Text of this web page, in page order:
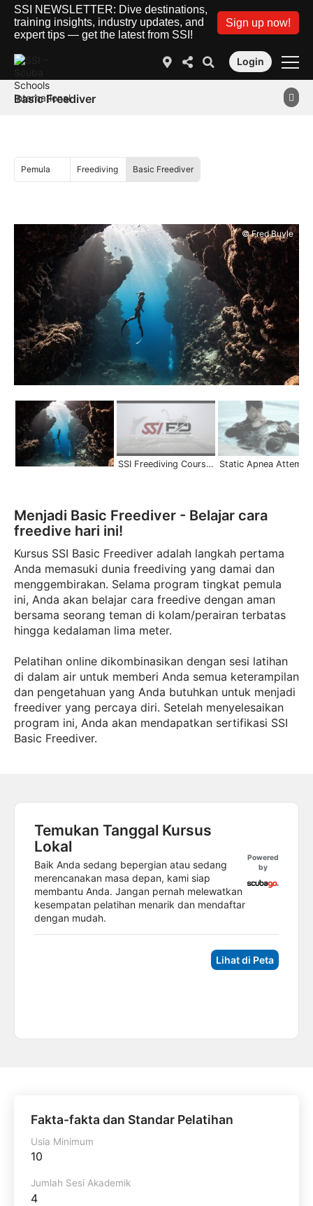
SSI NEWSLETTER: Dive destinations,
training insights, industry updates, and
expert tips — get the latest from SSI!
Sign up now!
Login
Basic Freediver
Pemula Freediving Basic Freediver
© Fred Buyle
SSI Freediving Courses | Scuba Schools International
Menjadi Basic Freediver - Belajar cara
freedive hari ini!
Kursus SSI Basic Freediver adalah langkah pertama
Anda memasuki dunia freediving yang damai dan
menggembirakan. Selama program tingkat pemula
ini, Anda akan belajar cara freedive dengan aman
bersama seorang teman di kolam/perairan terbatas
hingga kedalaman lima meter.
Pelatihan online dikombinasikan dengan sesi latihan
di dalam air untuk memberi Anda semua keterampilan
dan pengetahuan yang Anda butuhkan untuk menjadi
freediver yang percaya diri. Setelah menyelesaikan
program ini, Anda akan mendapatkan sertifikasi SSI
Basic Freediver.
Temukan Tanggal Kursus
Lokal
Baik Anda sedang bepergian atau sedang
merencanakan masa depan, kami siap
membantu Anda. Jangan pernah melewatkan
kesempatan pelatihan menarik dan mendaftar
dengan mudah.
Powered
by
Lihat di Peta
Fakta-fakta dan Standar Pelatihan
Usia Minimum
10
Jumlah Sesi Akademik
4